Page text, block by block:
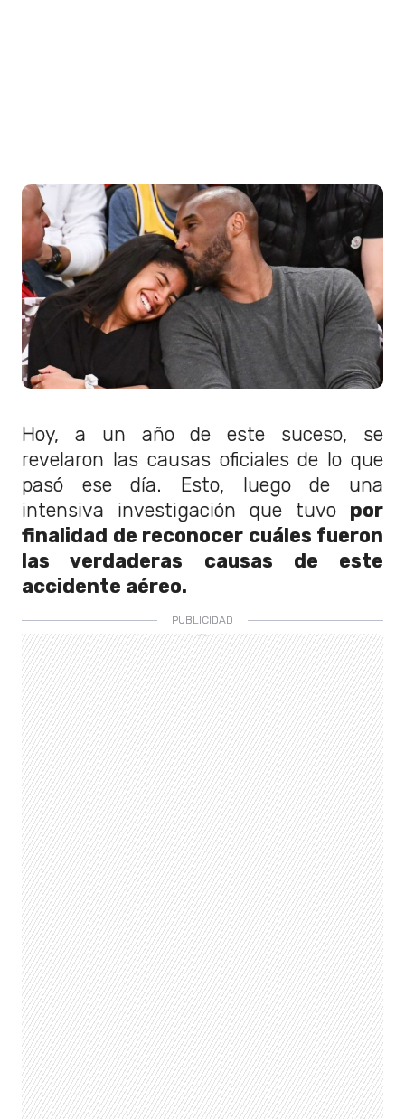
Hoy, a un año de este suceso, se
revelaron las causas oficiales de lo que
pasó ese día. Esto, luego de una
intensiva investigación que tuvo por
finalidad de reconocer cuáles fueron
las verdaderas causas de este
accidente aéreo.